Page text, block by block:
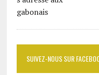
SUIVEZ-NOUS SUR